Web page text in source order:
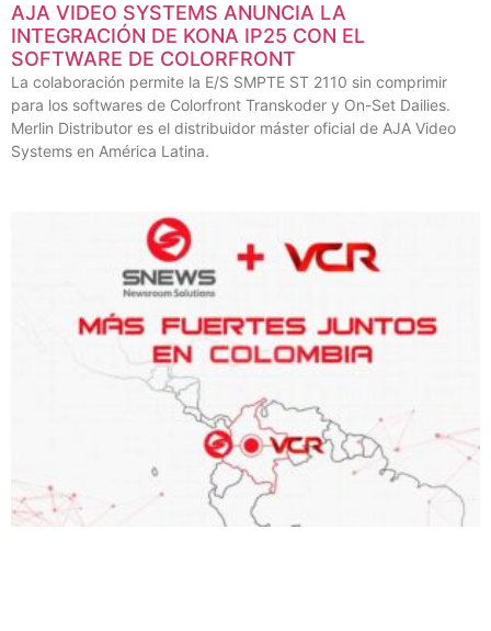
AJA VIDEO SYSTEMS ANUNCIA LA
INTEGRACIÓN DE KONA IP25 CON EL
SOFTWARE DE COLORFRONT
La colaboración permite la E/S SMPTE ST 2110 sin comprimir
para los softwares de Colorfront Transkoder y On-Set Dailies.
Merlin Distributor es el distribuidor máster oficial de AJA Video
Systems en América Latina.